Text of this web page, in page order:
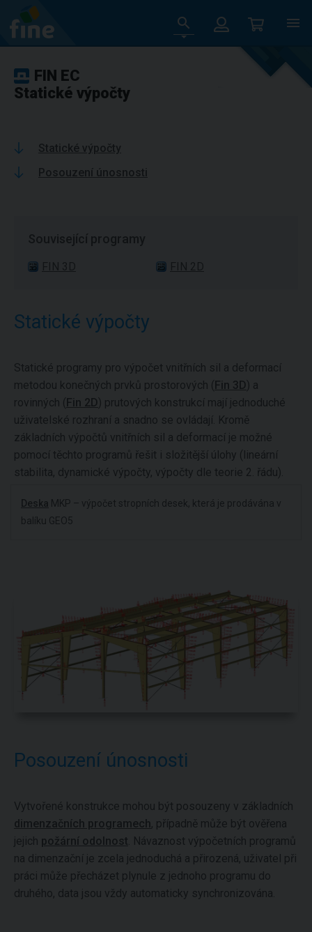
FIN EC
Statické výpočty
Statické výpočty
Posouzení únosnosti
Statické výpočty
Statické programy pro výpočet vnitřních sil a deformací
metodou konečných prvků prostorových ( Fin 3D) a
rovinných ( Fin 2D) prutových konstrukcí mají jednoduché
uživatelské rozhraní a snadno se ovládají. Kromě
základních výpočtů vnitřních sil a deformací je možné
pomocí těchto programů řešit i složitější úlohy (lineární
stabilita, dynamické výpočty, výpočty dle teorie 2. řádu).
Deska MKP – výpočet stropních desek, která je prodávána v
balíku GEO5
Posouzení únosnosti
Vytvořené konstrukce mohou být posouzeny v základních
dimenzačních programech, případně může být ověřena
jejich požární odolnost . Návaznost výpočetních programů
na dimenzační je zcela jednoduchá a přirozená, uživatel při
práci může přecházet plynule z jednoho programu do
druhého, data jsou vždy automaticky synchronizována.